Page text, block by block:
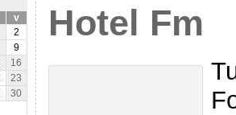
v
2
9
16
23
30
Hotel Fm